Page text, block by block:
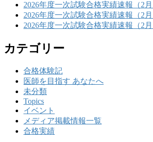
2026年度一次試験合格実績速報（2月
2026年度一次試験合格実績速報（2月
2026年度一次試験合格実績速報（2月
カテゴリー
合格体験記
医師を目指す あなたへ
未分類
Topics
イベント
メディア掲載情報一覧
合格実績